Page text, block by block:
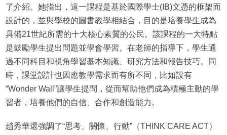
了介紹。她指出，這一課程是基於國際學士(IB)文憑的框架而
設計的，並與學校的圖書教學相結合，目的是培養學生成為
具備21世紀所需的十大核心素質的公民。該課程的一大特點
是鼓勵學生提出問題並學會學習。在老師的指導下，學生通
過不同科目和視角學習基本知識、研究方法和報告技巧。同
時，課堂設計也因應教學需求而有所不同，比如設有
“Wonder Wall”讓學生提問，從而幫助他們成為積極主動的學
習者，培養他們的自信、合作和創造能力。
趙秀華還強調了“思考、關懷、行動”（THINK CARE ACT）